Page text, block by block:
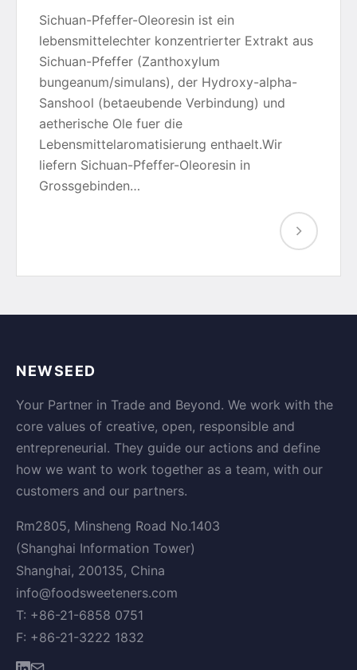
Sichuan-Pfeffer-Oleoresin ist ein
lebensmittelechter konzentrierter Extrakt aus
Sichuan-Pfeffer (Zanthoxylum
bungeanum/simulans), der Hydroxy-alpha-
Sanshool (betaeubende Verbindung) und
aetherische Ole fuer die
Lebensmittelaromatisierung enthaelt.Wir
liefern Sichuan-Pfeffer-Oleoresin in
Grossgebinden…
NEWSEED
Your Partner in Trade and Beyond. We work with the
core values of creative, open, responsible and
entrepreneurial. They guide our actions and define
how we want to work together as a team, with our
customers and our partners.
Rm2805, Minsheng Road No.1403
(Shanghai Information Tower)
Shanghai, 200135, China
info@foodsweeteners.com
T: +86-21-6858 0751
F: +86-21-3222 1832